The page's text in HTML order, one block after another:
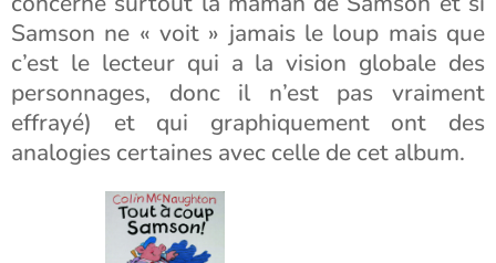
Samson ne « voit » jamais le loup mais que
c’est le lecteur qui a la vision globale des
personnages, donc il n’est pas vraiment
effrayé) et qui graphiquement ont des
analogies certaines avec celle de cet album.